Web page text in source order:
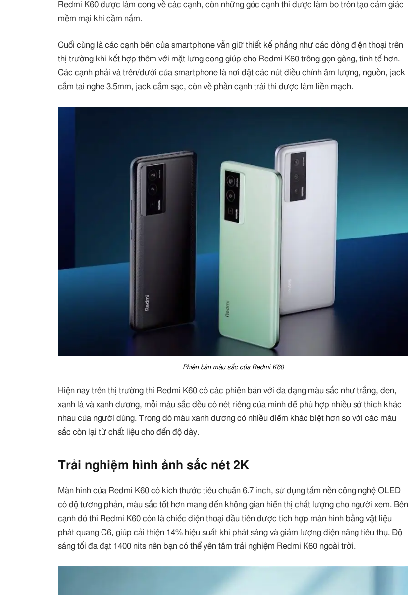
Redmi K60 được làm cong về các cạnh, còn những góc cạnh thì được làm bo tròn tạo cảm giác
mềm mại khi cầm nắm.
Cuối cùng là các cạnh bên của smartphone vẫn giữ thiết kế phẳng như các dòng điện thoại trên
thị trường khi kết hợp thêm với mặt lưng cong giúp cho Redmi K60 trông gọn gàng, tinh tế hơn.
Các cạnh phải và trên/dưới của smartphone là nơi đặt các nút điều chỉnh âm lượng, nguồn, jack
cắm tai nghe 3.5mm, jack cắm sạc, còn về phần cạnh trái thì được làm liền mạch.
Phiên bản màu sắc của Redmi K60
Hiện nay trên thị trường thì Redmi K60 có các phiên bản với đa dạng màu sắc như trắng, đen,
xanh lá và xanh dương, mỗi màu sắc đều có nét riêng của mình để phù hợp nhiều sở thích khác
nhau của người dùng. Trong đó màu xanh dương có nhiều điểm khác biệt hơn so với các màu
sắc còn lại từ chất liệu cho đến độ dày.
Trải nghiệm hình ảnh sắc nét 2K
Màn hình của Redmi K60 có kích thước tiêu chuẩn 6.7 inch, sử dụng tấm nền công nghệ OLED
có độ tương phản, màu sắc tốt hơn mang đến không gian hiển thị chất lượng cho người xem. Bên
cạnh đó thì Redmi K60 còn là chiếc điện thoại đầu tiên được tích hợp màn hình bằng vật liệu
phát quang C6, giúp cải thiện 14% hiệu suất khi phát sáng và giảm lượng điện năng tiêu thụ. Độ
sáng tối đa đạt 1400 nits nên bạn có thể yên tâm trải nghiệm Redmi K60 ngoài trời.